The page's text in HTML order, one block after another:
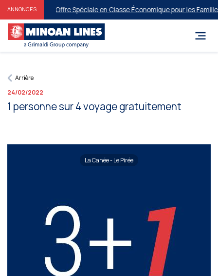
ANNONCES Offre Spéciale en Classe Économique pour les
Arrière
24/02/2022
1 personne sur 4 voyage gratuitement
La Canée - Le Pirée